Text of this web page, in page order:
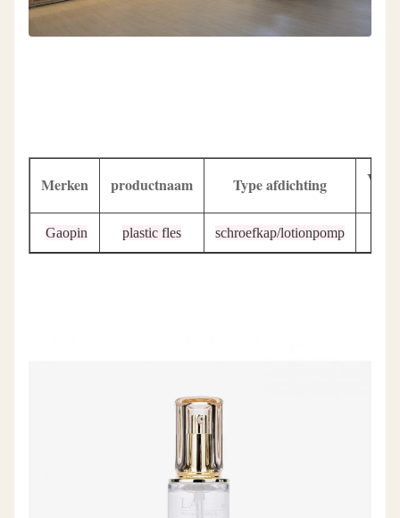
Merken productnaam Type afdichting
Gaopin plastic fles schroefkap/lotionpomp